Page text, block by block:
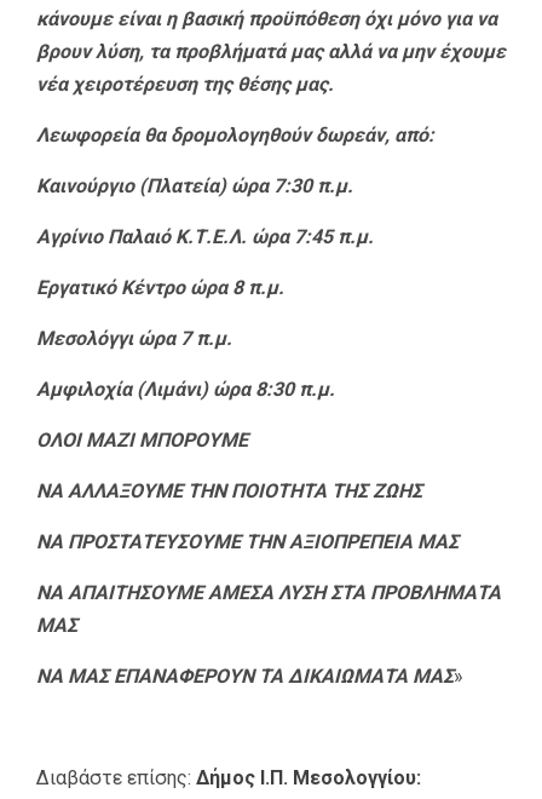
κάνουμε είναι η βασική προϋπόθεση όχι μόνο για να
βρουν λύση, τα προβλήματά μας αλλά να μην έχουμε
νέα χειροτέρευση της θέσης μας.
Λεωφορεία θα δρομολογηθούν δωρεάν, από:
Καινούργιο (Πλατεία) ώρα 7:30 π.μ.
Αγρίνιο Παλαιό Κ.Τ.Ε.Λ. ώρα 7:45 π.μ.
Εργατικό Κέντρο ώρα 8 π.μ.
Μεσολόγγι ώρα 7 π.μ.
Αμφιλοχία (Λιμάνι) ώρα 8:30 π.μ.
ΟΛΟΙ ΜΑΖΙ ΜΠΟΡΟΥΜΕ
ΝΑ ΑΛΛΑΞΟΥΜΕ ΤΗΝ ΠΟΙΟΤΗΤΑ ΤΗΣ ΖΩΗΣ
ΝΑ ΠΡΟΣΤΑΤΕΥΣΟΥΜΕ ΤΗΝ ΑΞΙΟΠΡΕΠΕΙΑ ΜΑΣ
ΝΑ ΑΠΑΙΤΗΣΟΥΜΕ ΑΜΕΣΑ ΛΥΣΗ ΣΤΑ ΠΡΟΒΛΗΜΑΤΑ
ΜΑΣ
ΝΑ ΜΑΣ ΕΠΑΝΑΦΕΡΟΥΝ ΤΑ ΔΙΚΑΙΩΜΑΤΑ ΜΑΣ»
Διαβάστε επίσης: Δήμος Ι.Π. Μεσολογγίου: